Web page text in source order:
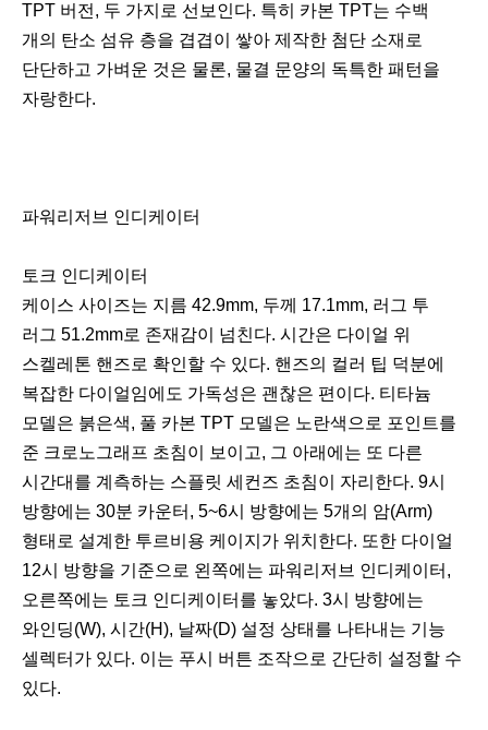
TPT 버전, 두 가지로 선보인다. 특히 카본 TPT는 수백
개의 탄소 섬유 층을 겹겹이 쌓아 제작한 첨단 소재로
단단하고 가벼운 것은 물론, 물결 문양의 독특한 패턴을
자랑한다.
파워리저브 인디케이터
토크 인디케이터
케이스 사이즈는 지름 42.9mm, 두께 17.1mm, 러그 투
러그 51.2mm로 존재감이 넘친다. 시간은 다이얼 위
스켈레톤 핸즈로 확인할 수 있다. 핸즈의 컬러 팁 덕분에
복잡한 다이얼임에도 가독성은 괜찮은 편이다. 티타늄
모델은 붉은색, 풀 카본 TPT 모델은 노란색으로 포인트를
준 크로노그래프 초침이 보이고, 그 아래에는 또 다른
시간대를 계측하는 스플릿 세컨즈 초침이 자리한다. 9시
방향에는 30분 카운터, 5~6시 방향에는 5개의 암(Arm)
형태로 설계한 투르비용 케이지가 위치한다. 또한 다이얼
12시 방향을 기준으로 왼쪽에는 파워리저브 인디케이터,
오른쪽에는 토크 인디케이터를 놓았다. 3시 방향에는
와인딩(W), 시간(H), 날짜(D) 설정 상태를 나타내는 기능
셀렉터가 있다. 이는 푸시 버튼 조작으로 간단히 설정할 수
있다.